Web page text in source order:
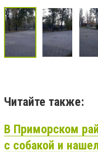
Читайте также:
В Приморском
с собакой и